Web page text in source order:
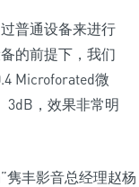
普通设备来进行
的前提下，我们
Microforated微
3dB，效果非常明